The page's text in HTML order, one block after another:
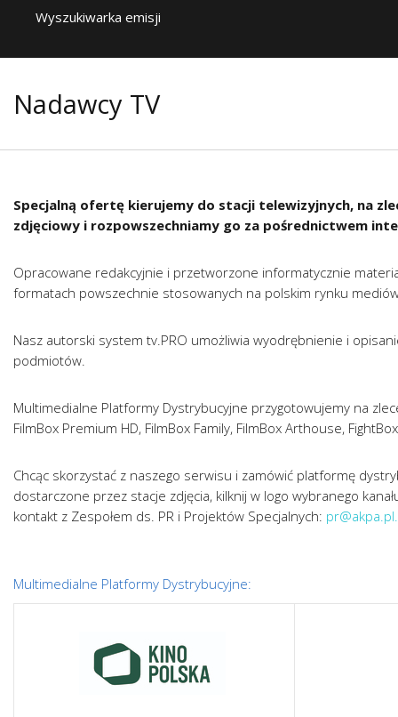
Wyszukiwarka emisji
Nadawcy TV
Specjalną ofertę kierujemy do stacji telewizyjnych, na
zdjęciowy i rozpowszechniamy go za pośrednictwem
Opracowane redakcyjnie i przetworzone informatycznie
formatach powszechnie stosowanych na polskim rynku
Nasz autorski system tv.PRO umożliwia wyodrębnienie i
podmiotów.
Multimedialne Platformy Dystrybucyjne przygotowujemy na
FilmBox Premium HD, FilmBox Family, FilmBox Arthouse,
Chcąc skorzystać z naszego serwisu i zamówić platformę
dostarczone przez stacje zdjęcia, kilknij w logo wybranego
kontakt z Zespołem ds. PR i Projektów Specjalnych: pr@akpa.pl.
Multimedialne Platformy Dystrybucyjne: